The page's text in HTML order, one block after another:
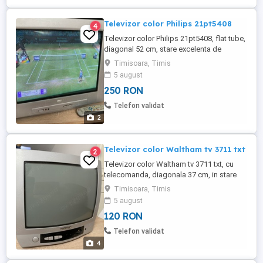
2
4 Televizor color Philips 21pt5408
Televizor color Philips 21pt5408, flat tube,
diagonal 52 cm, stare excelenta de
funcionare, aspect ireprosabil, cu
telecomanda
Timisoara, Timis
5 august
250 RON
Telefon validat
4
2 Televizor color Waltham tv 3711 txt
Televizor color Waltham tv 3711 txt, cu
telecomanda, diagonala 37 cm, in stare
buna de functionare
Timisoara, Timis
5 august
120 RON
Telefon validat